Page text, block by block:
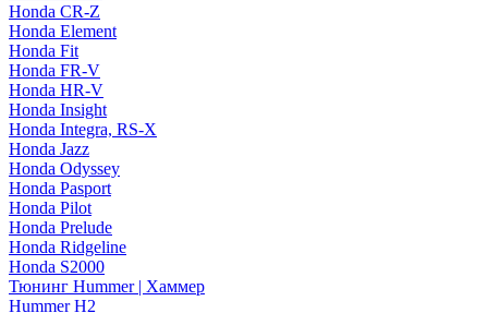
Honda CR-Z
Honda Element
Honda Fit
Honda FR-V
Honda HR-V
Honda Insight
Honda Integra, RS-X
Honda Jazz
Honda Odyssey
Honda Pasport
Honda Pilot
Honda Prelude
Honda Ridgeline
Honda S2000
Тюнинг Hummer | Хаммер
Hummer H2